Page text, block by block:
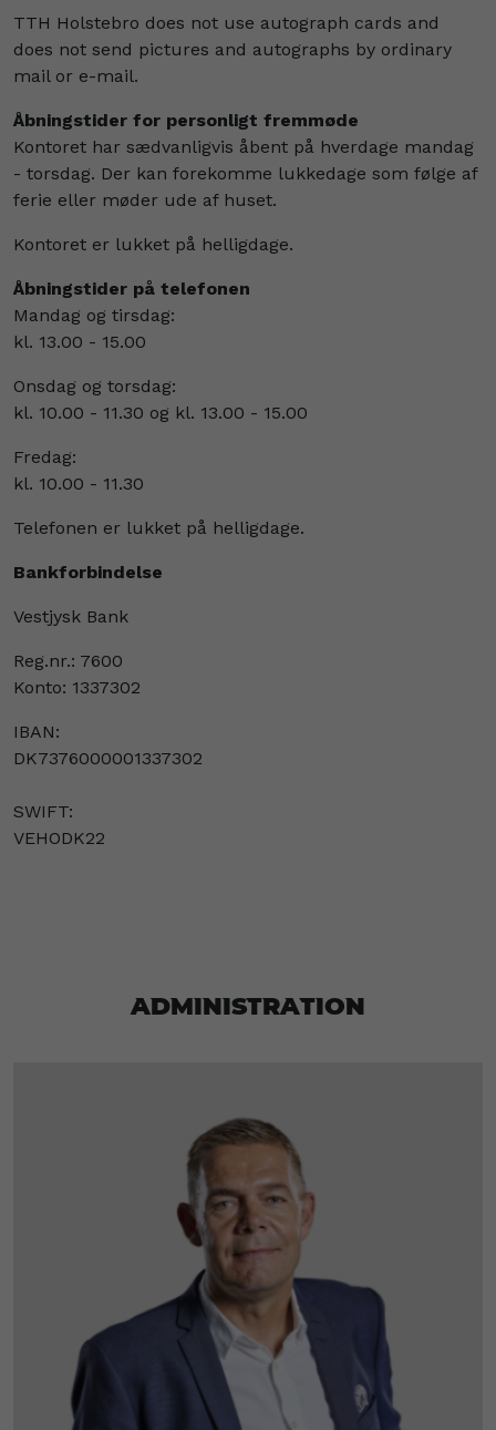
TTH Holstebro does not use autograph cards and
does not send pictures and autographs by ordinary
mail or e-mail.
Åbningstider for personligt fremmøde
Kontoret har sædvanligvis åbent på hverdage mandag
- torsdag. Der kan forekomme lukkedage som følge af
ferie eller møder ude af huset.
Kontoret er lukket på helligdage.
Åbningstider på telefonen
Mandag og tirsdag:
kl. 13.00 - 15.00
Onsdag og torsdag:
kl. 10.00 - 11.30 og kl. 13.00 - 15.00
Fredag:
kl. 10.00 - 11.30
Telefonen er lukket på helligdage.
Bankforbindelse
Vestjysk Bank
Reg.nr.: 7600
Konto: 1337302
IBAN:
DK7376000001337302
SWIFT:
VEHODK22
Administration